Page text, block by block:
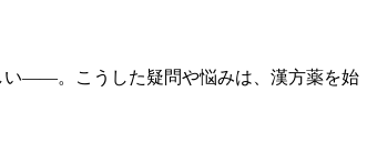
い——。こうした疑問や悩みは、漢方薬を始